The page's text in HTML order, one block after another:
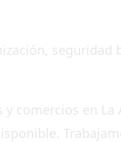
seguridad
comercios en La